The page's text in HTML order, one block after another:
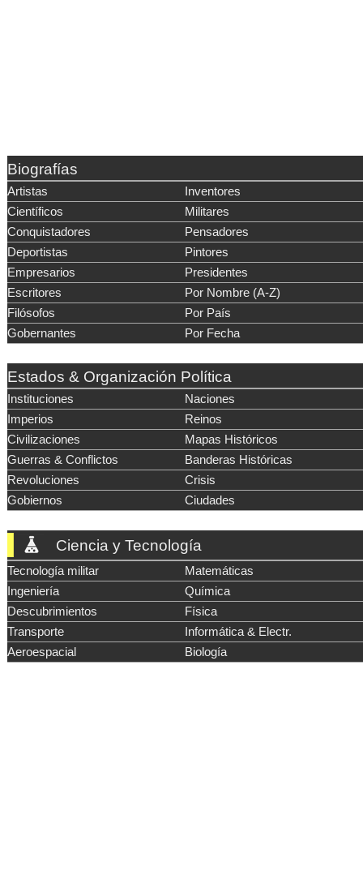
Biografías
Artistas
Inventores
Científicos
Militares
Conquistadores
Pensadores
Deportistas
Pintores
Empresarios
Presidentes
Escritores
Por Nombre (A-Z)
Filósofos
Por País
Gobernantes
Por Fecha
Estados & Organización Política
Instituciones
Naciones
Imperios
Reinos
Civilizaciones
Mapas Históricos
Guerras & Conflictos
Banderas Históricas
Revoluciones
Crisis
Gobiernos
Ciudades
Ciencia y Tecnología
Tecnología militar
Matemáticas
Ingeniería
Química
Descubrimientos
Física
Transporte
Informática & Electr.
Aeroespacial
Biología